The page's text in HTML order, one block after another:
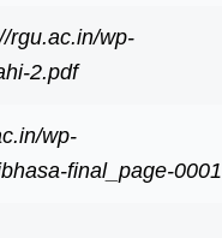
rgu.ac.in/wp-
2.pdf
wp-
final_page-